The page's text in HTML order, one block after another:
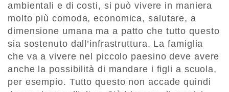
ambientali e di costi, si può vivere in maniera
molto più comoda, economica, salutare, a
dimensione umana ma a patto che tutto questo
sia sostenuto dall’infrastruttura. La famiglia
che va a vivere nel piccolo paesino deve avere
anche la possibilità di mandare i figli a scuola,
per esempio. Tutto questo non accade quindi